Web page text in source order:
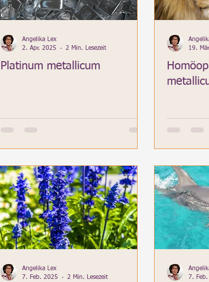
Platinum metallicum
Angelika Lex
2. Apr. 2025
2 Min. Lesezeit
19.
Angelika Lex
7. Feb. 2025
2 Min. Lesezeit
7.